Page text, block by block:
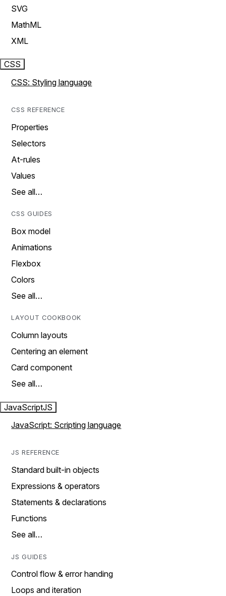
SVG
MathML
XML
CSS
CSS: Styling language
CSS REFERENCE
Properties
Selectors
At-rules
Values
See all…
CSS GUIDES
Box model
Animations
Flexbox
Colors
See all…
LAYOUT COOKBOOK
Column layouts
Centering an element
Card component
See all…
JavaScriptJS
JavaScript: Scripting language
JS REFERENCE
Standard built-in objects
Expressions & operators
Statements & declarations
Functions
See all…
JS GUIDES
Control flow & error handing
Loops and iteration